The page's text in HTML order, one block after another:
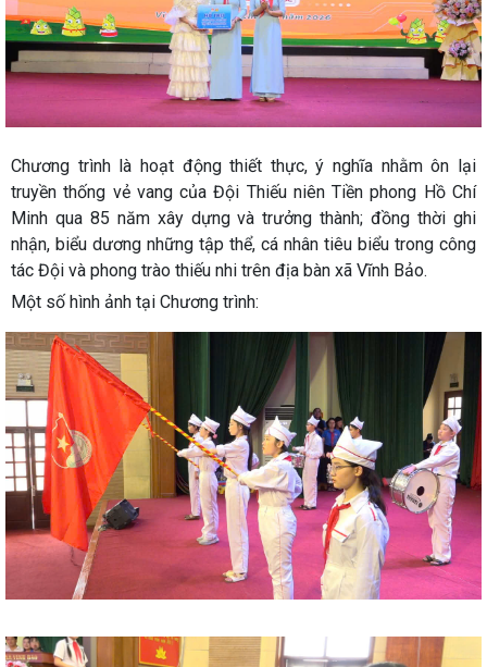
Chương trình là hoạt động thiết thực, ý nghĩa nhằm ôn lại
truyền thống vẻ vang của Đội Thiếu niên Tiền phong Hồ Chí
Minh qua 85 năm xây dựng và trưởng thành; đồng thời ghi
nhận, biểu dương những tập thể, cá nhân tiêu biểu trong công
tác Đội và phong trào thiếu nhi trên địa bàn xã Vĩnh Bảo.
Một số hình ảnh tại Chương trình: